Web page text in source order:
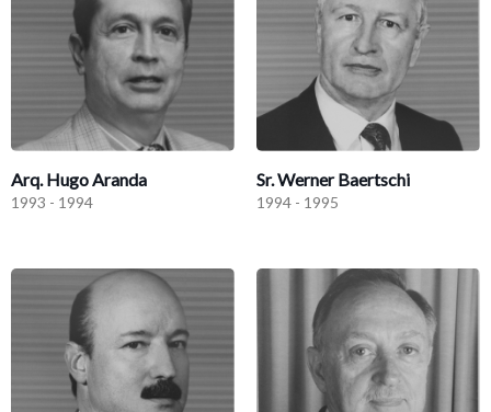
Arq. Hugo Aranda
1993 - 1994
Sr. Werner Baertschi
1994 - 1995